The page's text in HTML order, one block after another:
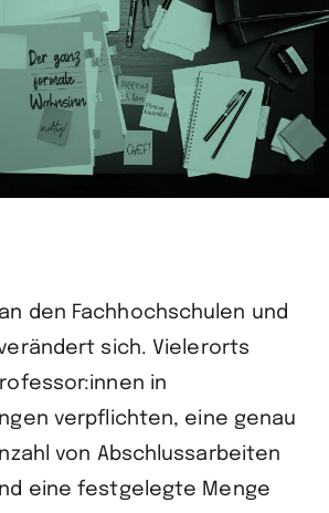
den Fachhochschulen und
sich. Vielerorts
in
verpflichten, eine genau
von Abschlussarbeiten
eine festgelegte Menge